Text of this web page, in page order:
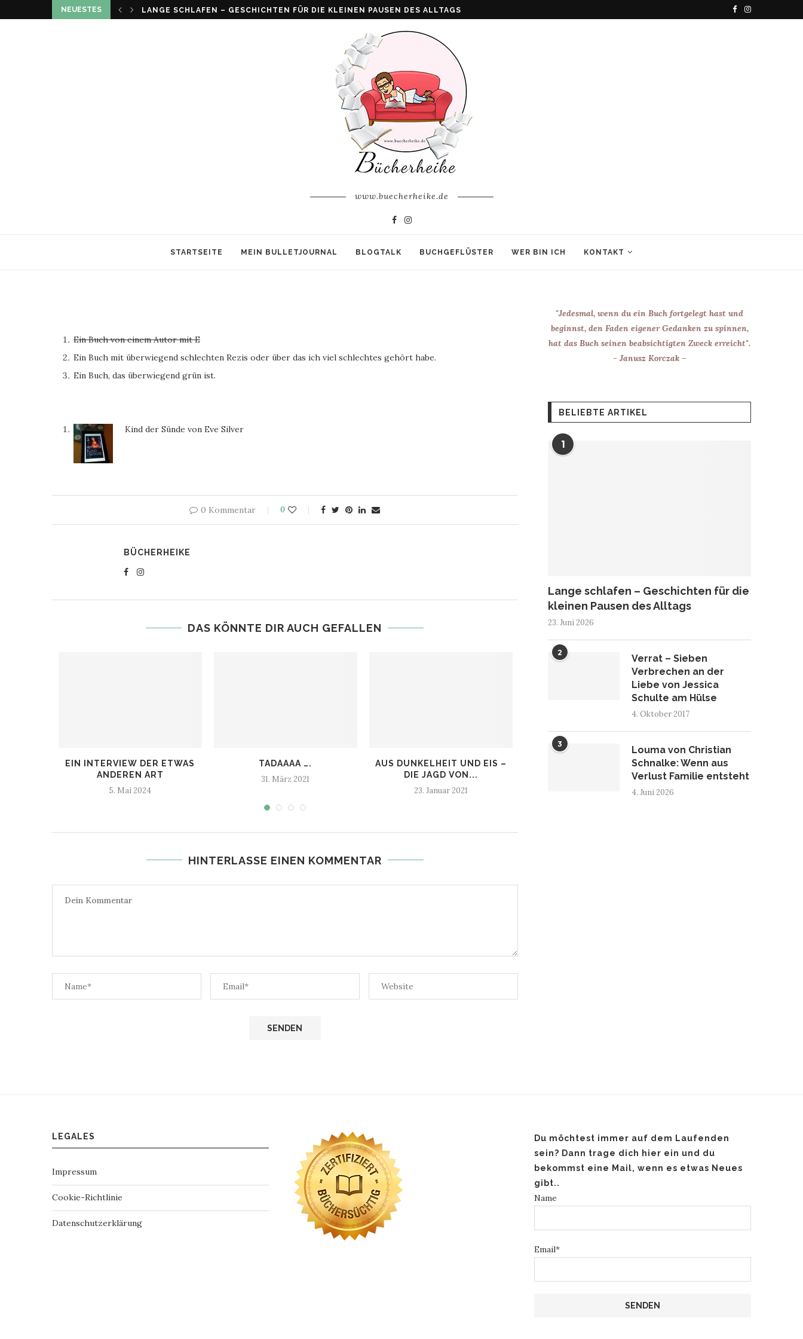
NEUESTES
www.buecherheike.de
STARTSEITE MEIN BULLETJOURNAL BLOGTALK BUCHGEFLÜSTER WER BIN ICH KONTAKT
Ein Buch von einem Autor mit E
Ein Buch mit überwiegend schlechten Rezis oder über das ich viel schlechtes gehört habe.
Ein Buch, das überwiegend grün ist.
Kind der Sünde von Eve Silver
0 Kommentar 0
BÜCHERHEIKE
DAS KÖNNTE DIR AUCH GEFALLEN
EIN INTERVIEW DER ETWAS
ANDEREN ART
5. Mai 2024
TADAAAA ….
31. März 2021
AUS DUNKELHEIT UND EIS –
DIE JAGD VON...
23. Januar 2021
DIE GÖTTINNEN VON OTERA –
GOLDEN WIE BLUT...
WEIHNACHTEN IN
VON MILA SUMMERS
HINTERLASSE EINEN KOMMENTAR
"Jedesmal, wenn du ein Buch fortgelegt hast und
beginnst, den Faden eigener Gedanken zu spinnen,
hat das Buch seinen beabsichtigten Zweck erreicht".
- Janusz Korczak –
BELIEBTE ARTIKEL
1
Lange schlafen – Geschichten für die
kleinen Pausen des Alltags
23. Juni 2026
2
Verrat – Sieben
Verbrechen an der
Liebe von Jessica
Schulte am Hülse
4. Oktober 2017
3
Louma von Christian
Schnalke: Wenn aus
Verlust Familie entsteht
4. Juni 2026
LEGALES
Impressum
Cookie-Richtlinie
Datenschutzerklärung
Du möchtest immer auf dem Laufenden
sein? Dann trage dich hier ein und du
bekommst eine Mail, wenn es etwas Neues
gibt..
Name
Email*